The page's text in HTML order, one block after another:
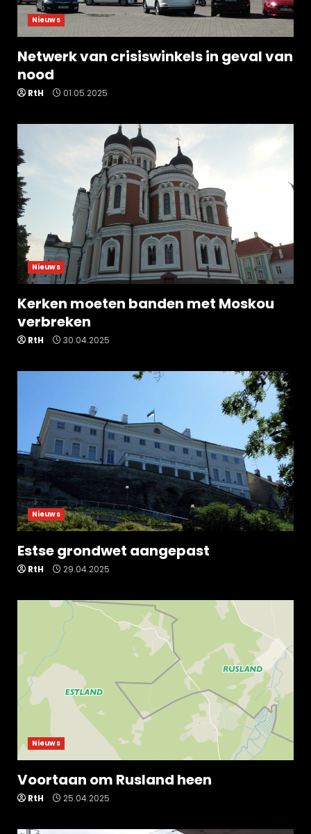
Nieuws
Netwerk van crisiswinkels in geval van
nood
RtH 01.05.2025
Nieuws
Kerken moeten banden met Moskou
verbreken
RtH 30.04.2025
Nieuws
Estse grondwet aangepast
RtH 29.04.2025
Nieuws
Voortaan om Rusland heen
RtH 25.04.2025